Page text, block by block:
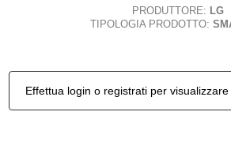
PRODUTTORE: LG
TIPOLOGIA PRODOTTO:
Effettua login o registrati per